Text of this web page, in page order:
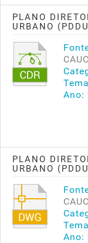
PLANO
URBANO
Ano:
PLANO
URBANO
Ano: